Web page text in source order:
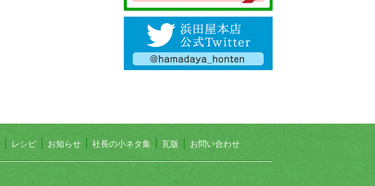
レシピ お知らせ 社長の小ネタ集 瓦版 お問い合わせ